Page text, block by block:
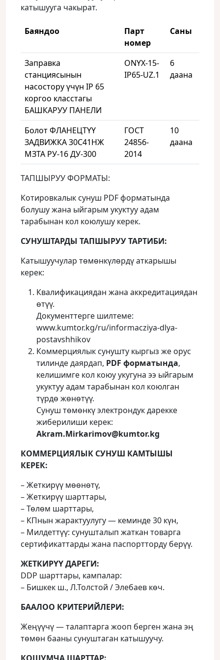
катышууга чакырат.
Баяндоо
Парт
номер
Саны
Заправка
станциясынын
насостору үчүн IP 65
коргоо класстагы
БАШКАРУУ ПАНЕЛИ
ONYX-15-
IP65-UZ.1
6
даана
Болот ФЛАНЕЦТҮҮ
ЗАДВИЖКА 30С41НЖ
МЗТА РУ-16 ДУ-300
ГОСТ
24856-
2014
10
даана
ТАПШЫРУУ ФОРМАТЫ:
Котировкалык сунуш PDF форматында
болушу жана ыйгарым укуктуу адам
тарабынан кол коюлушу керек.
СУНУШТАРДЫ ТАПШЫРУУ ТАРТИБИ:
Катышуучулар төмөнкүлөрдү аткарышы
керек:
Квалификациядан жана аккредитациядан
өтүү.
Документтерге шилтеме:
www.kumtor.kg/ru/informacziya-dlya-
postavshhikov
Коммерциялык сунушту кыргыз же орус
тилинде даярдап, PDF форматында,
келишимге кол коюу укугуна ээ ыйгарым
укуктуу адам тарабынан кол коюлган
түрдө жөнөтүү.
Сунуш төмөнкү электрондук дарекке
жиберилиши керек:
Akram.Mirkarimov@kumtor.kg
КОММЕРЦИЯЛЫК СУНУШ КАМТЫШЫ
КЕРЕК:
– Жеткирүү мөөнөтү,
– Жеткирүү шарттары,
– Төлөм шарттары,
– КПнын жарактуулугу — кеминде 30 күн,
– Милдеттүү: сунушталып жаткан товарга
сертификаттарды жана паспортторду берүү.
ЖЕТКИРҮҮ ДАРЕГИ:
DDP шарттары, кампалар:
– Бишкек ш., Л.Толстой / Элебаев көч.
БААЛОО КРИТЕРИЙЛЕРИ:
Жеңүүчү — талаптарга жооп берген жана эң
төмөн бааны сунуштаган катышуучу.